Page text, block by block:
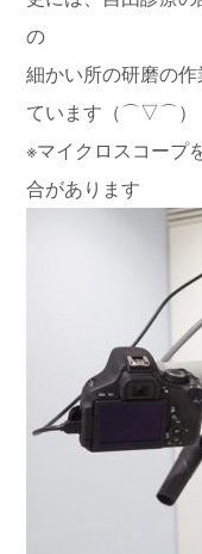
の
細かい所の研磨の
ています（⌒▽⌒）
※マイクロスコープ
合があります